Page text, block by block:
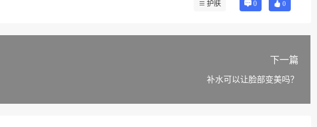
护肤 0 0
下一篇
补水可以让脸部变美吗？